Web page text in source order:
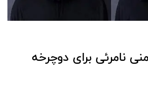
نامرئی برای دوچرخه